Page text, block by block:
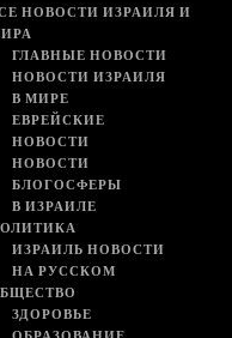
НОВОСТИ ИЗРАИЛЯ И
ГЛАВНЫЕ НОВОСТИ
НОВОСТИ ИЗРАИЛЯ
В МИРЕ
ЕВРЕЙСКИЕ
НОВОСТИ
НОВОСТИ
БЛОГОСФЕРЫ
В ИЗРАИЛЕ
ИЗРАИЛЬ НОВОСТИ
НА РУССКОМ
ЗДОРОВЬЕ